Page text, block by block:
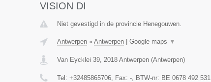
VISION DI
Niet gevestigd in de provincie Henegouwen.
Antwerpen» Antwerpen| Google maps ▼
Van Eycklei 39, 2018 Antwerpen(Antwerpen)
Tel: +32485865706, Fax: -, BTW-nr: BE 0678 492 531